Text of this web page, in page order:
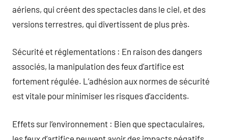
aériens, qui créent des spectacles dans le ciel, et des
versions terrestres, qui divertissent de plus près.
Sécurité et réglementations : En raison des dangers
associés, la manipulation des feux d’artifice est
fortement régulée. L’adhésion aux normes de sécurité
est vitale pour minimiser les risques d’accidents.
Effets sur l’environnement : Bien que spectaculaires,